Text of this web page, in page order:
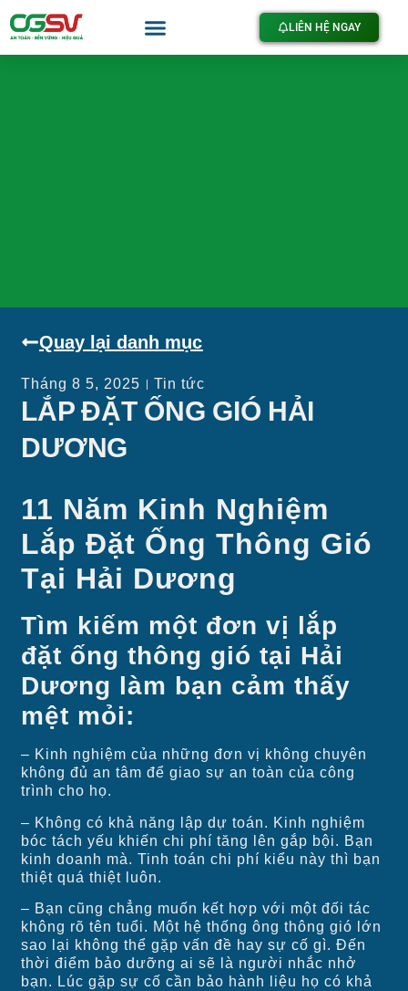
LIÊN HỆ NGAY
Quay lại danh mục
Tháng 8 5, 2025 Tin tức
LẮP ĐẶT ỐNG GIÓ HẢI
DƯƠNG
11 Năm Kinh Nghiệm
Lắp Đặt Ống Thông Gió
Tại Hải Dương
Tìm kiếm một đơn vị lắp
đặt ống thông gió tại Hải
Dương làm bạn cảm thấy
mệt mỏi:
– Kinh nghiệm của những đơn vị không chuyên
không đủ an tâm để giao sự an toàn của công
trình cho họ.
– Không có khả năng lập dự toán. Kinh nghiệm
bóc tách yếu khiến chi phí tăng lên gắp bội. Bạn
kinh doanh mà. Tinh toán chi phí kiểu này thì bạn
thiệt quá thiệt luôn.
– Bạn cũng chẳng muốn kết hợp với một đối tác
không rõ tên tuổi. Một hệ thống ông thông gió lớn
sao lại không thể gặp vấn đề hay sự cố gì. Đến
thời điểm bảo dưỡng ai sẽ là người nhắc nhở
bạn. Lúc gặp sự cố cần bảo hành liệu họ có khả